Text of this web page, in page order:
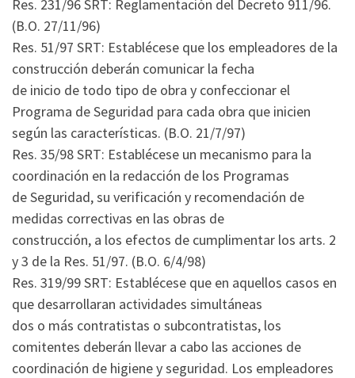
Res. 231/96 SRT: Reglamentación del Decreto 911/96.
(B.O. 27/11/96)
Res. 51/97 SRT: Establécese que los empleadores de la
construcción deberán comunicar la fecha
de inicio de todo tipo de obra y confeccionar el
Programa de Seguridad para cada obra que inicien
según las características. (B.O. 21/7/97)
Res. 35/98 SRT: Establécese un mecanismo para la
coordinación en la redacción de los Programas
de Seguridad, su verificación y recomendación de
medidas correctivas en las obras de
construcción, a los efectos de cumplimentar los arts. 2
y 3 de la Res. 51/97. (B.O. 6/4/98)
Res. 319/99 SRT: Establécese que en aquellos casos en
que desarrollaran actividades simultáneas
dos o más contratistas o subcontratistas, los
comitentes deberán llevar a cabo las acciones de
coordinación de higiene y seguridad. Los empleadores